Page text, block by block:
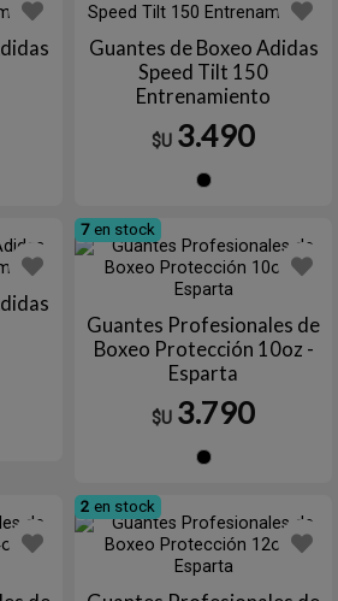
Guantes de Boxeo Adidas
Speed Tilt 150
Entrenamiento
$U 3.490
7 en stock
Guantes Profesionales de
Boxeo Protección 10oz -
Esparta
$U 3.790
2 en stock